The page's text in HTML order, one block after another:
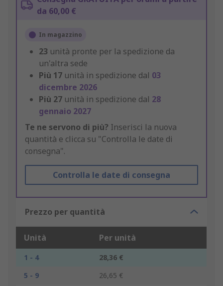
da 60,00 €
In magazzino
23 unità pronte per la spedizione da
un'altra sede
Più 17 unità in spedizione dal 03
dicembre 2026
Più 27 unità in spedizione dal 28
gennaio 2027
Te ne servono di più? Inserisci la nuova
quantità e clicca su "Controlla le date di
consegna".
Controlla le date di consegna
Prezzo per quantità
Unità Per unità
1 - 4
28,36 €
5 - 9
26,65 €